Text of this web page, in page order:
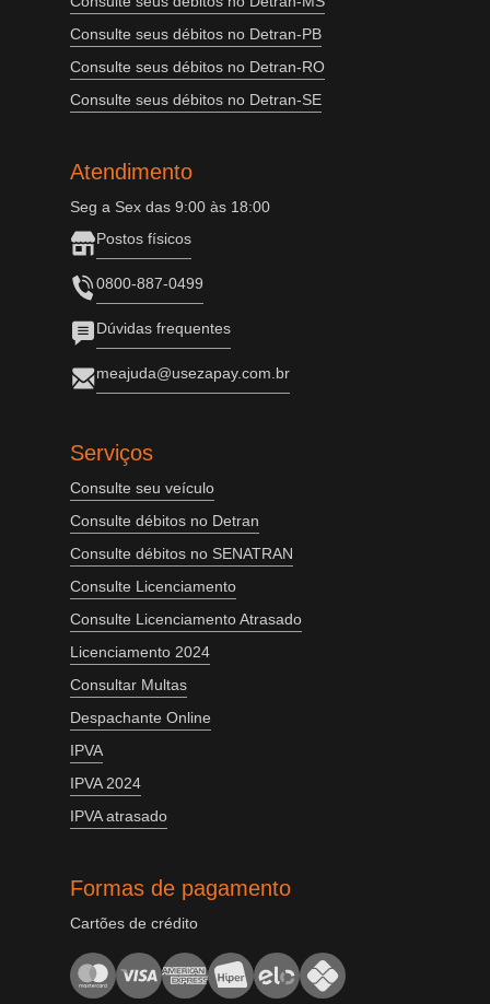
Consulte seus débitos no Detran-PB
Consulte seus débitos no Detran-RO
Consulte seus débitos no Detran-SE
Atendimento
Seg a Sex das 9:00 às 18:00
Postos físicos
0800-887-0499
Dúvidas frequentes
meajuda@usezapay.com.br
Serviços
Consulte seu veículo
Consulte débitos no Detran
Consulte débitos no SENATRAN
Consulte Licenciamento
Consulte Licenciamento Atrasado
Licenciamento 2024
Consultar Multas
Despachante Online
IPVA
IPVA 2024
IPVA atrasado
Formas de pagamento
Cartões de crédito